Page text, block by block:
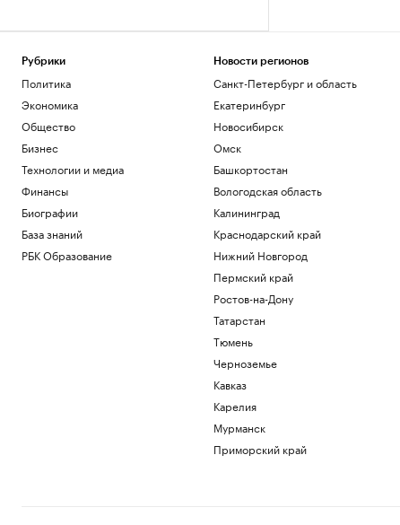
Рубрики
Политика
Экономика
Общество
Бизнес
Технологии и медиа
Финансы
Биографии
База знаний
РБК Образование
Новости регионов
Санкт-Петербург и область
Екатеринбург
Новосибирск
Омск
Башкортостан
Вологодская область
Калининград
Краснодарский край
Нижний Новгород
Пермский край
Ростов-на-Дону
Татарстан
Тюмень
Черноземье
Кавказ
Карелия
Мурманск
Приморский край